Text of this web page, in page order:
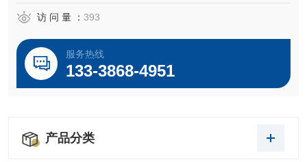
访 问 量 ： 393
服务热线
133-3868-4951
产品分类